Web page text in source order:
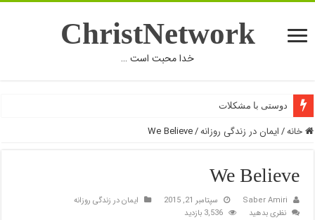
ChristNetwork
خدا محبت است …
دوستی با مشکلات
خانه/ایمان در زندگی روزانه/
We Believe
We Believe
Saber Amiri سپتامبر 21, 2015
ایمان در زندگی روزانه
نظری بدهید
3,536 بازدید